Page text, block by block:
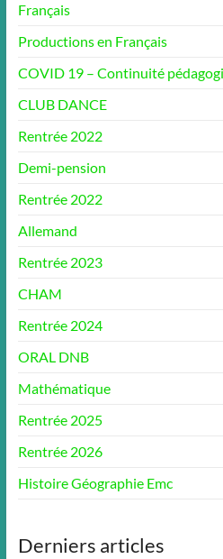
Français
Productions en Français
COVID 19 – Continuité
CLUB DANCE
Rentrée 2022
Demi-pension
Rentrée 2022
Allemand
Rentrée 2023
CHAM
Rentrée 2024
ORAL DNB
Mathématique
Rentrée 2025
Rentrée 2026
Histoire Géographie Emc
Derniers articles